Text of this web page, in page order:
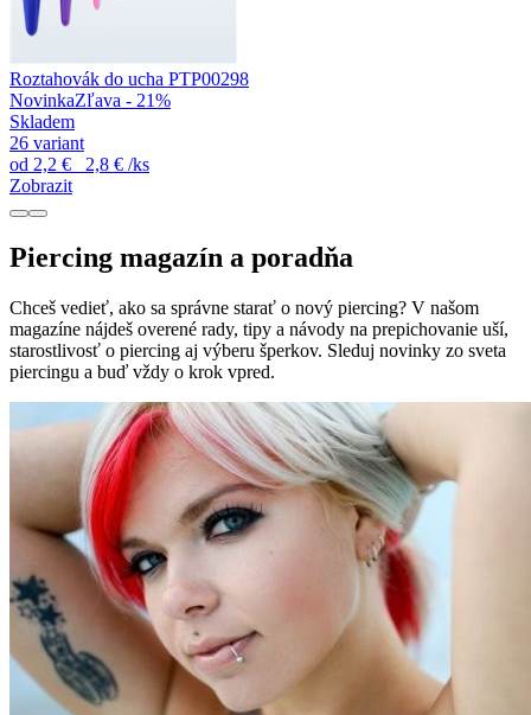
Roztahovák do ucha PTP00298
NovinkaZľava - 21%
Skladem
26 variant
od 2,2 € 2,8 € /ks
Zobrazit
Piercing magazín a poradňa
Chceš vedieť, ako sa správne starať o nový piercing? V našom
magazíne nájdeš overené rady, tipy a návody na prepichovanie uší,
starostlivosť o piercing aj výberu šperkov. Sleduj novinky zo sveta
piercingu a buď vždy o krok vpred.